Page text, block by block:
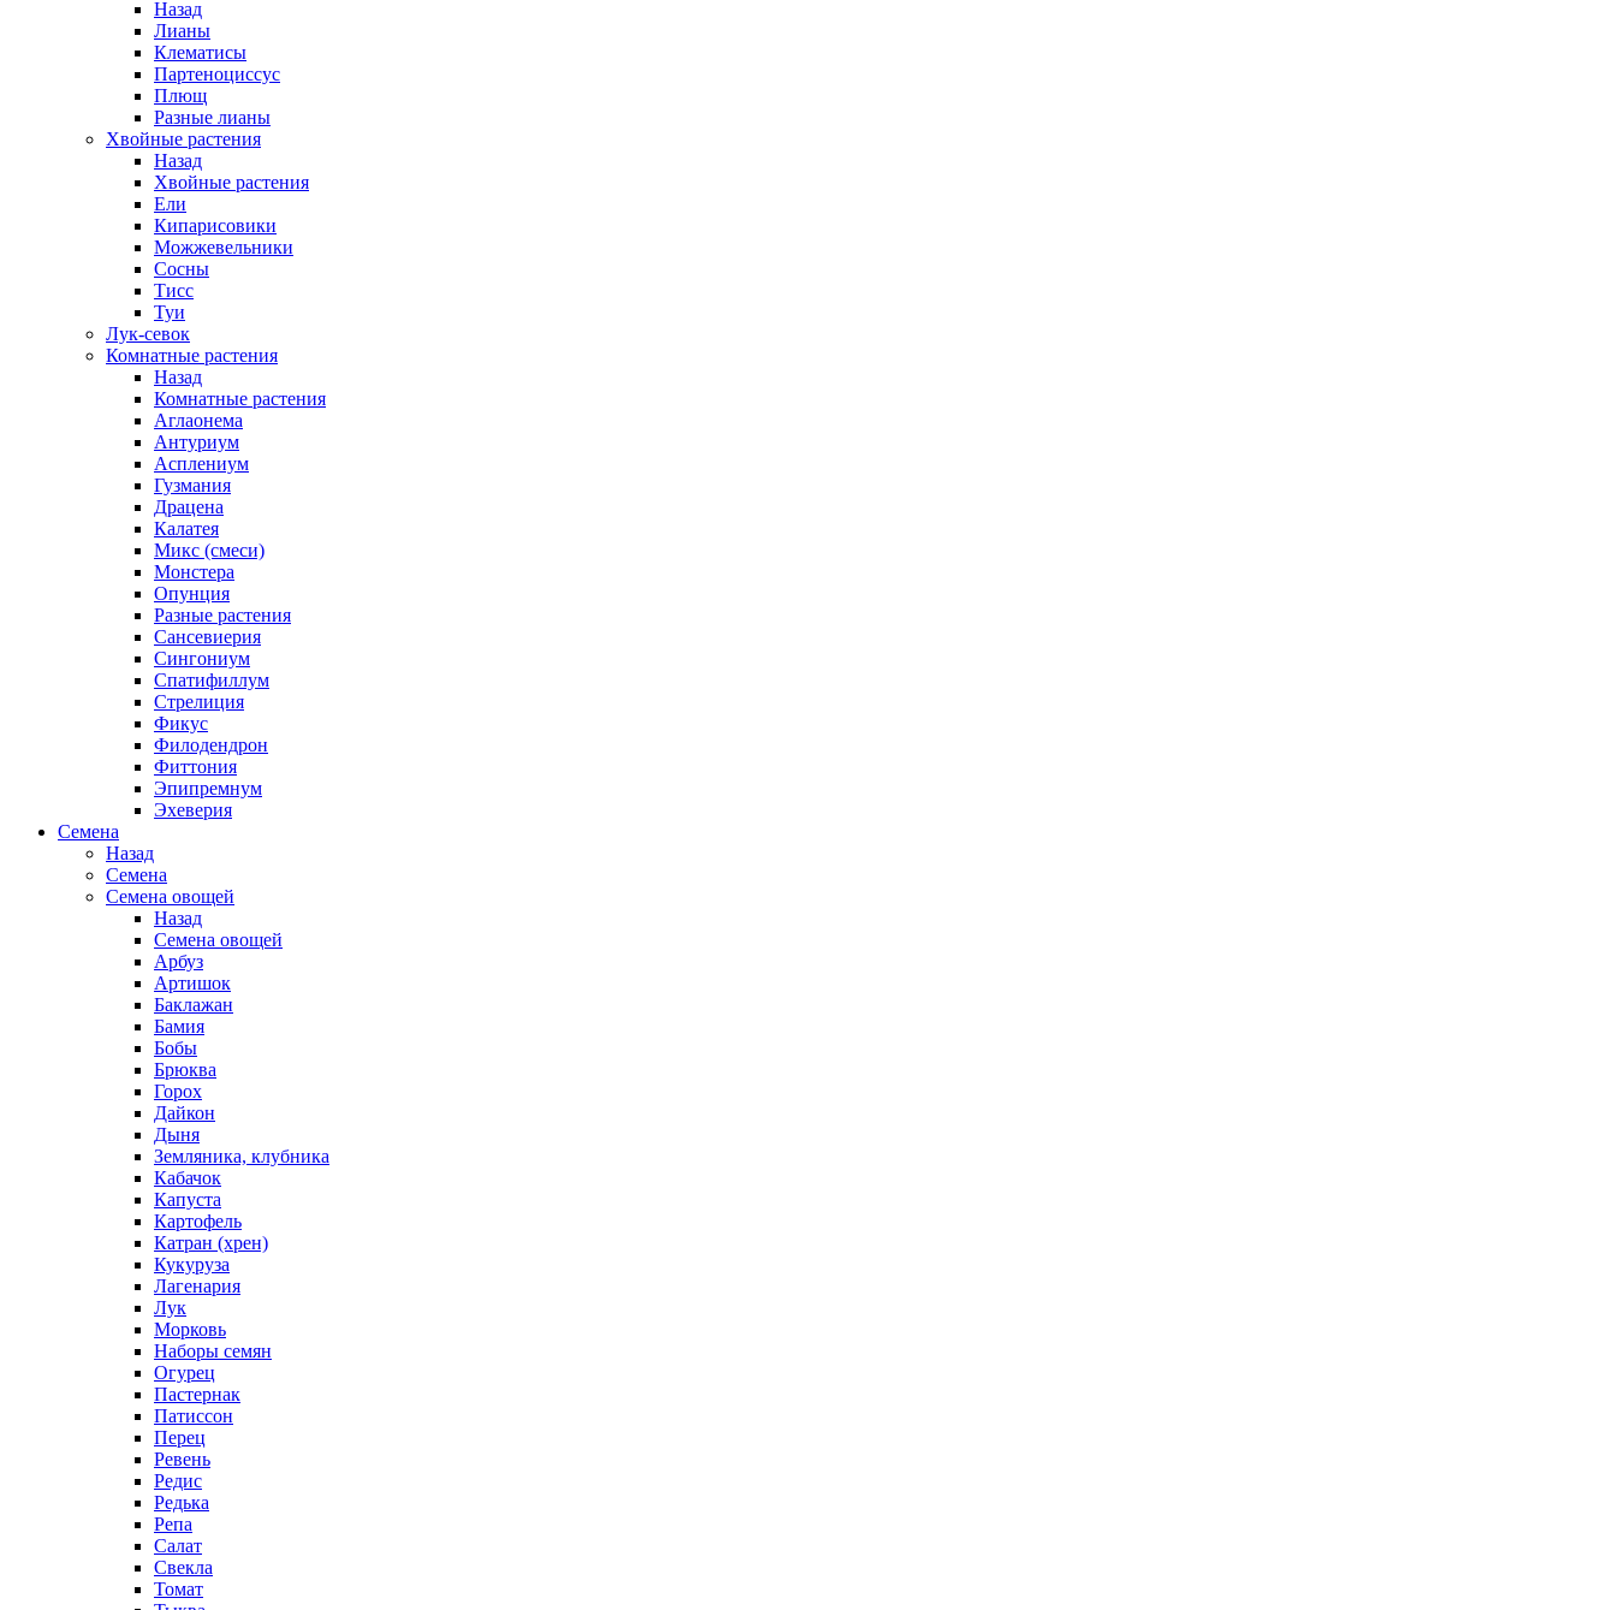
Назад
Лианы
Клематисы
Партеноциссус
Плющ
Разные лианы
Хвойные растения
Назад
Хвойные растения
Ели
Кипарисовики
Можжевельники
Сосны
Тисс
Туи
Лук-севок
Комнатные растения
Назад
Комнатные растения
Аглаонема
Антуриум
Асплениум
Гузмания
Драцена
Калатея
Микс (смеси)
Монстера
Опунция
Разные растения
Сансевиерия
Сингониум
Спатифиллум
Стрелиция
Фикус
Филодендрон
Фиттония
Эпипремнум
Эхеверия
Семена
Назад
Семена
Семена овощей
Назад
Семена овощей
Арбуз
Артишок
Баклажан
Бамия
Бобы
Брюква
Горох
Дайкон
Дыня
Земляника, клубника
Кабачок
Капуста
Картофель
Катран (хрен)
Кукуруза
Лагенария
Лук
Морковь
Наборы семян
Огурец
Пастернак
Патиссон
Перец
Ревень
Редис
Редька
Репа
Салат
Свекла
Томат